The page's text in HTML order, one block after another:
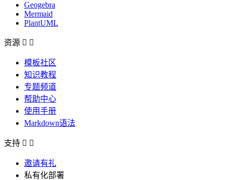
Geogebra
Mermaid
PlantUML
资源  
模板社区
知识教程
专题频道
帮助中心
使用手册
Markdown语法
支持  
邀请有礼
私有化部署